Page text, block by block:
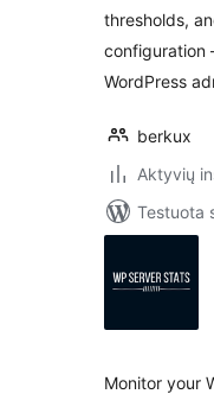
thresholds,
configuration
WordPress
berkux
Aktyvių
Testuota
Monitor your